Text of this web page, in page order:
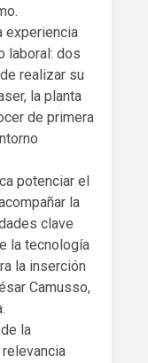
experiencia
laboral: dos
realizar su
la planta
de primera
potenciar el
la
clave
la tecnología
la inserción
Camusso,
la